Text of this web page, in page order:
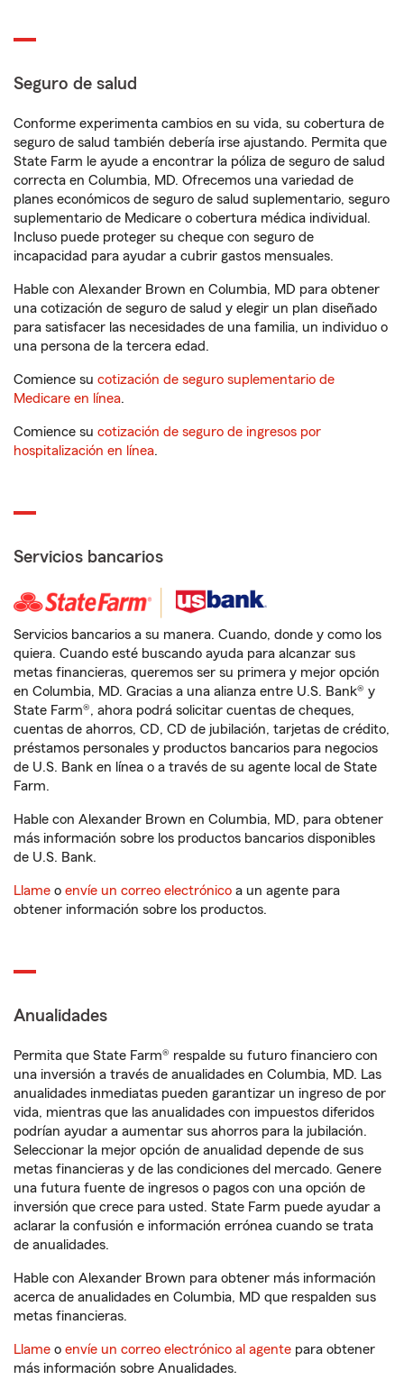
Seguro de salud
Conforme experimenta cambios en su vida, su cobertura de
seguro de salud también debería irse ajustando. Permita que
State Farm le ayude a encontrar la póliza de seguro de salud
correcta en Columbia, MD. Ofrecemos una variedad de
planes económicos de seguro de salud suplementario, seguro
suplementario de Medicare o cobertura médica individual.
Incluso puede proteger su cheque con seguro de
incapacidad para ayudar a cubrir gastos mensuales.
Hable con Alexander Brown en Columbia, MD para obtener
una cotización de seguro de salud y elegir un plan diseñado
para satisfacer las necesidades de una familia, un individuo o
una persona de la tercera edad.
Comience su cotización de seguro suplementario de
Medicare en línea.
Comience su cotización de seguro de ingresos por
hospitalización en línea.
Servicios bancarios
Servicios bancarios a su manera. Cuando, donde y como los
quiera. Cuando esté buscando ayuda para alcanzar sus
metas financieras, queremos ser su primera y mejor opción
en Columbia, MD. Gracias a una alianza entre U.S. Bank® y
State Farm®, ahora podrá solicitar cuentas de cheques,
cuentas de ahorros, CD, CD de jubilación, tarjetas de crédito,
préstamos personales y productos bancarios para negocios
de U.S. Bank en línea o a través de su agente local de State
Farm.
Hable con Alexander Brown en Columbia, MD, para obtener
más información sobre los productos bancarios disponibles
de U.S. Bank.
Llame o envíe un correo electrónico a un agente para
obtener información sobre los productos.
Anualidades
Permita que State Farm® respalde su futuro financiero con
una inversión a través de anualidades en Columbia, MD. Las
anualidades inmediatas pueden garantizar un ingreso de por
vida, mientras que las anualidades con impuestos diferidos
podrían ayudar a aumentar sus ahorros para la jubilación.
Seleccionar la mejor opción de anualidad depende de sus
metas financieras y de las condiciones del mercado. Genere
una futura fuente de ingresos o pagos con una opción de
inversión que crece para usted. State Farm puede ayudar a
aclarar la confusión e información errónea cuando se trata
de anualidades.
Hable con Alexander Brown para obtener más información
acerca de anualidades en Columbia, MD que respalden sus
metas financieras.
Llame o envíe un correo electrónico al agente para obtener
más información sobre Anualidades.